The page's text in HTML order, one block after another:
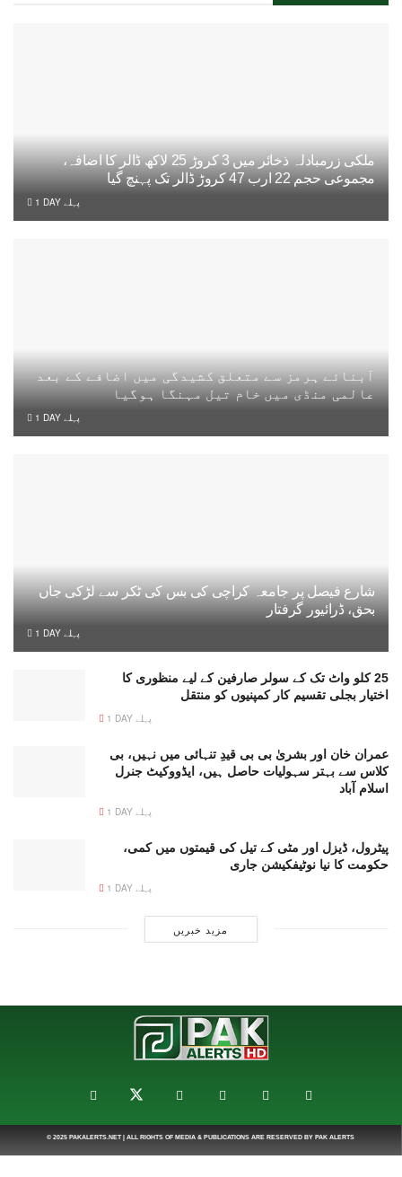
ملکی زرمبادلہ ذخائر میں 3 کروڑ 25 لاکھ ڈالر کا اضافہ،
مجموعی حجم 22 ارب 47 کروڑ ڈالر تک پہنچ گیا
1 DAY پہلے
آبنائے ہرمز سے متعلق کشیدگی میں اضافے کے بعد
عالمی منڈی میں خام تیل مہنگا ہوگیا
1 DAY پہلے
شارع فیصل پر جامعہ کراچی کی بس کی ٹکر سے لڑکی جاں
بحق، ڈرائیور گرفتار
1 DAY پہلے
25 کلو واٹ تک کے سولر صارفین کے لیے منظوری کا
اختیار بجلی تقسیم کار کمپنیوں کو منتقل
1 DAY پہلے
عمران خان اور بشریٰ بی بی قیدِ تنہائی میں نہیں، بی
کلاس سے بہتر سہولیات حاصل ہیں، ایڈووکیٹ جنرل
اسلام آباد
1 DAY پہلے
پیٹرول، ڈیزل اور مٹی کے تیل کی قیمتوں میں کمی،
حکومت کا نیا نوٹیفکیشن جاری
1 DAY پہلے
مزید خبریں
© 2025 PAKALERTS.NET| ALL RIGHTS OF MEDIA & PUBLICATIONS ARE RESERVED BY PAK ALERTS